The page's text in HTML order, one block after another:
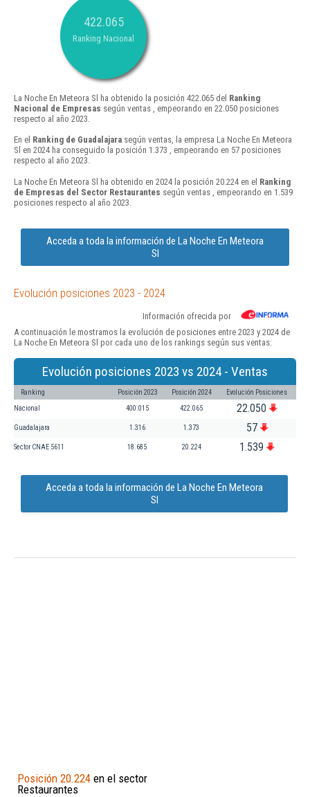
422.065
Ranking Nacional
La Noche En Meteora Sl ha obtenido la posición 422.065 del Ranking
Nacional de Empresas según ventas , empeorando en 22.050 posiciones
respecto al año 2023.
En el Ranking de Guadalajara según ventas, la empresa La Noche En Meteora
Sl en 2024 ha conseguido la posición 1.373 , empeorando en 57 posiciones
respecto al año 2023.
La Noche En Meteora Sl ha obtenido en 2024 la posición 20.224 en el Ranking
de Empresas del Sector Restaurantes según ventas , empeorando en 1.539
posiciones respecto al año 2023.
Acceda a toda la información de La Noche En Meteora
Sl
Evolución posiciones 2023 - 2024
Información ofrecida por
A continuación le mostramos la evolución de posiciones entre 2023 y 2024 de
La Noche En Meteora Sl por cada uno de los rankings según sus ventas:
Evolución posiciones 2023 vs 2024 - Ventas
Ranking Posición 2023 Posición 2024 Evolución Posiciones
Nacional 400.015 422.065 22.050
Guadalajara 1.316 1.373 57
Sector CNAE 5611 18.685 20.224 1.539
Acceda a toda la información de La Noche En Meteora
Sl
Posición 20.224 en el sector
Restaurantes